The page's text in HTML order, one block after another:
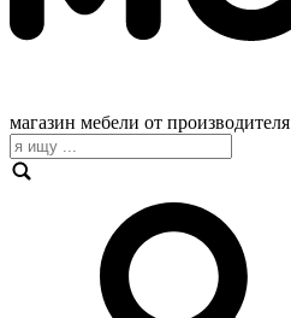
магазин мебели от производителя